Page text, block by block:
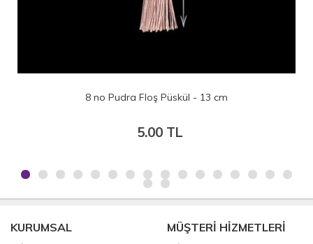
8 no Pudra Floş Püskül - 13 cm
5.00 TL
KURUMSAL MÜŞTERİ HİZMETLERİ